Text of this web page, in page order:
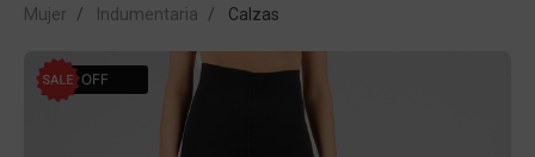
Mujer Indumentaria Calzas
50% OFF